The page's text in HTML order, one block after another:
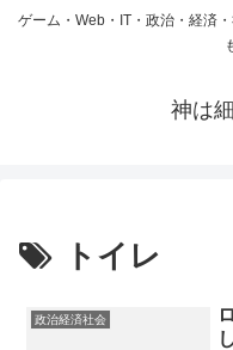
ゲーム・Web・IT・政治・経済
神は
トイレ
政治経済社会